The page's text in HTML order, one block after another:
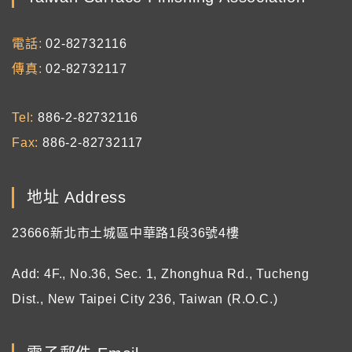
電話
02-82732116
傳真
02-82732117
Tel
886-2-82732116
Fax 886-2-82732117
地址 Address
23666新北市土城區中華路1段36號4樓
Add: 4F., No.36, Sec. 1, Zhonghua Rd., Tucheng
Dist., New Taipei City 236, Taiwan (R.O.C.)